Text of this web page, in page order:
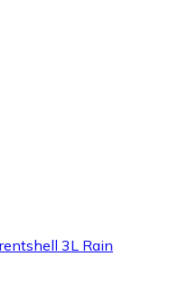
3L Rain